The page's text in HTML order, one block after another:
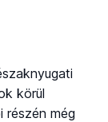
körül
részén még